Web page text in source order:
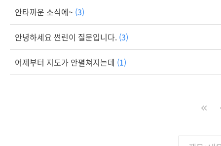
안타까운 소식에~ (3)
안녕하세요 썬린이 질문입니다. (3)
어제부터 지도가 안펼쳐지는데 (1)